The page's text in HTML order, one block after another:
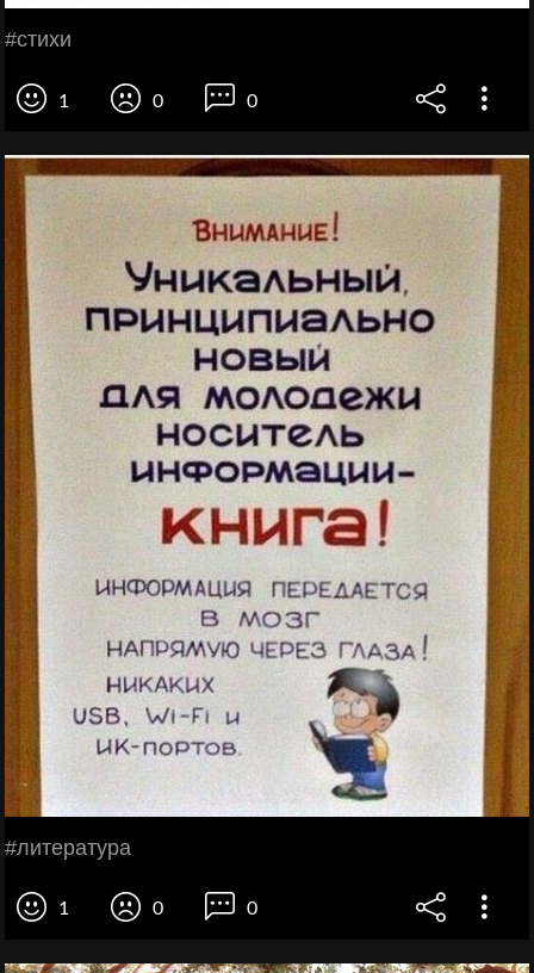
#стихи
1 0 0
#литература
1 0 0